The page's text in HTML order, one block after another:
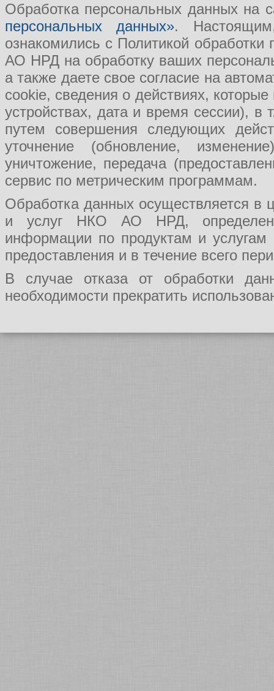
Обработка персональных данных на
персональных данных».
ознакомились с Политикой
АО НРД на обработку ваших
а также даете свое согласие на
cookie, сведения о действиях,
устройствах, дата и время сессии), в
путем совершения следующих
уточнение (обновление,
уничтожение, передача
сервис по метрическим программам.
Обработка данных осуществляется в
и услуг НКО АО НРД, определения
информации по продуктам и
предоставления и в течение всего
В случае отказа от обработки
необходимости прекратить